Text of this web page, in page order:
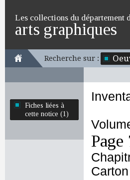
Les collections du département
arts graphiques
Recherche sur :
Fiches liées à
cette notice (1)
Page